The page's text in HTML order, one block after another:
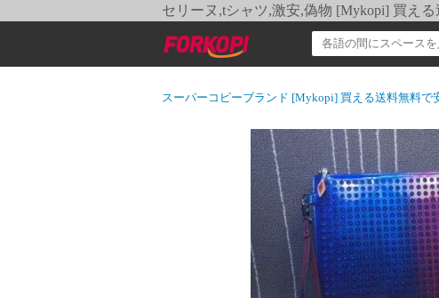
セリーヌ,tシャツ,激安,偽物 [Mykopi] 買え
スーパーコピーブランド [Mykopi] 買える送料無料で